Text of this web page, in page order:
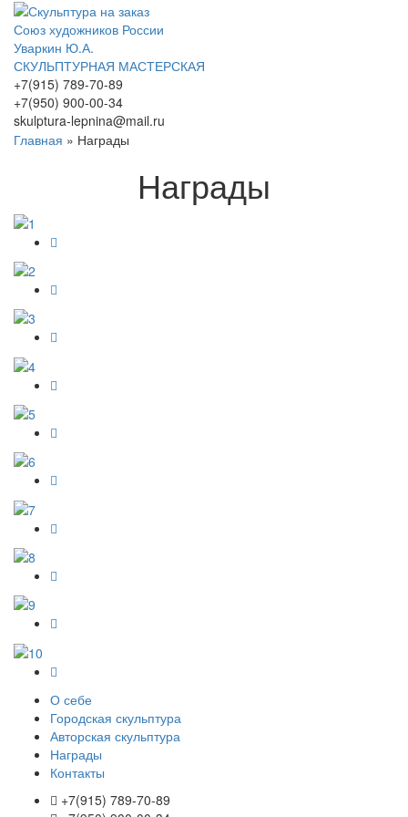
Союз художников России
Уваркин Ю.А.
СКУЛЬПТУРНАЯ МАСТЕРСКАЯ
+7(915) 789-70-89
+7(950) 900-00-34
skulptura-lepnina@mail.ru
Главная » Награды
Награды
О себе
Городская скульптура
Авторская скульптура
Награды
Контакты
+7(915) 789-70-89